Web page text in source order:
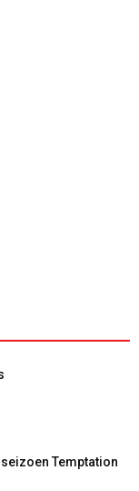
seizoen Temptation